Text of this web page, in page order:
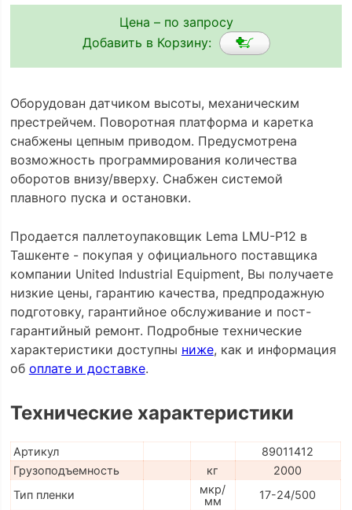
Цена – по запросу
Добавить в Корзину:
Оборудован датчиком высоты, механическим
престрейчем. Поворотная платформа и каретка
снабжены цепным приводом. Предусмотрена
возможность программирования количества
оборотов внизу/вверху. Снабжен системой
плавного пуска и остановки.
Продается паллетоупаковщик Lema LMU-P12 в
Ташкенте - покупая у официального поставщика
компании United Industrial Equipment, Вы получаете
низкие цены, гарантию качества, предпродажную
подготовку, гарантийное обслуживание и пост-
гарантийный ремонт. Подробные технические
характеристики доступны ниже, как и информация
об оплате и доставке.
Технические характеристики
Артикул
89011412
Грузоподъемность
кг
2000
Тип пленки
мкр/
мм
17-24/500